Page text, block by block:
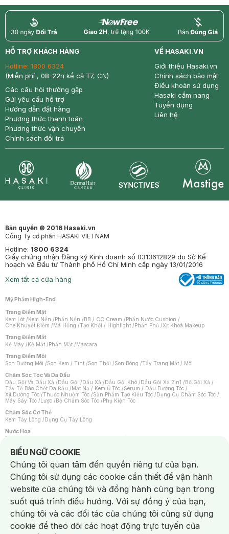
return nowfree price
HỖ TRỢ KHÁCH HÀNG
Hotline: 1800 6324
(Miễn phí , 08-22h kể cả T7, CN)
Các câu hỏi thường gặp
Gửi yêu cầu hỗ trợ
Hướng dẫn đặt hàng
Phương thức thanh toán
Phương thức vận chuyển
Chính sách đổi trả
VỀ HASAKI.VN
Giới thiệu Hasaki.vn
Chính sách bảo mật
Điều khoản sử dụng
Hasaki cẩm nang
Tuyển dụng
Liên hệ
Bản quyền © 2016 Hasaki.vn
Công Ty cổ phần HASAKI VIETNAM
Hotline: 1800 6324
Giấy chứng nhận Đăng ký Kinh doanh số 0313612829 do Sở Kế
hoạch và Đầu tư Thành phố Hồ Chí Minh cấp ngày 13/01/2016
Xem tất cả cửa hàng
Mỹ Phẩm High-End
Trang Điểm Mặt
Kem Lót /Kem Nền /Phấn Nền /BB / CC Cream /Phấn Nước Cushion /
Che Khuyết Điểm /Má Hồng /Tạo Khối / Highlight /Phấn Phủ /Xịt Khoá Makeup
Trang Điểm Mắt
Kẻ Mày /Kẻ Mắt /Phấn Mắt /Mascara
Trang Điểm Môi
Son Dưỡng Môi /Son Kem / Tint /Son Thỏi /Son Bóng /Tẩy Trang Mắt / Môi
Chăm Sóc Tóc Và Da Đầu
Dầu Gội Và Dầu Xả /Dầu Gội /Dầu Xả /Dầu Gội Khô /Dầu Gội Xả 2in1 /Bộ Gội Xả /
Tẩy Tế Bào Chết Da Đầu /Mặt Nạ / Kem Ủ Tóc /Serum / Dầu Dưỡng Tóc /
Xịt Dưỡng Tóc /Thuốc Nhuộm Tóc /Sản Phẩm Tạo Kiểu Tóc /Dụng Cụ Chăm Sóc Tóc /
Máy Sấy Tóc /Lược /Bộ Chăm Sóc Tóc /Phụ Kiện Tóc
Chăm Sóc Cơ Thể
Kem Tẩy Lông /Dụng Cụ Tẩy Lông
Nước Hoa
Nước Hoa Nữ
Chăm Sóc Cá Nhân
Chống Muỗi /Khẩu Trang /Máy Massage/Mặt Nạ Xông Hơi /Nước Rửa Tay/
Sản Phẩm Chăm Sóc Khác /Bàn Chải Đánh Răng /Bàn Chải Điện/
Hỗ Trợ Trắng Răng/Kem Đánh Răng /Máy Tăm Nước/ Nước Súc Miệng/
Tăm / Chỉ Nha Khoa/ Xịt Thơm Miệng / Dung Dịch Vệ Sinh/Dưỡng Vùng Kín/
Khăn Ướt Vệ Sinh Vùng Kín/Băng Vệ Sinh/Tampon/Bọt Cạo Râu /Dao Cạo Râu/
Máy Cạo Râu
Vấn Đề Về Da
Da Dầu / Lỗ Chân Lông To/ Da Khô / Mất Nước/ Da Lão Hóa/ Da Mụn/
Da Nhạy Cảm / Kích Ứng
Da Xỉn Màu Thâm / Nám / Tàn Nhang
Quầng Thâm & Bọng Mắt /Sẹo /Viêm Da Cơ Địa
BIỂU NGỮ COOKIE
Notice about cookies usage
Chúng tôi quan tâm đến quyền riêng tư của bạn.
Chúng tôi sử dụng các cookie cần thiết để vận hành
website của chúng tôi và đồng hành cùng bạn trong
suốt quá trình điều hướng. Với sự đồng ý của bạn,
chúng tôi và các đối tác của chúng tôi cũng sử dụng
cookie để theo dõi các hoạt động trực tuyến của